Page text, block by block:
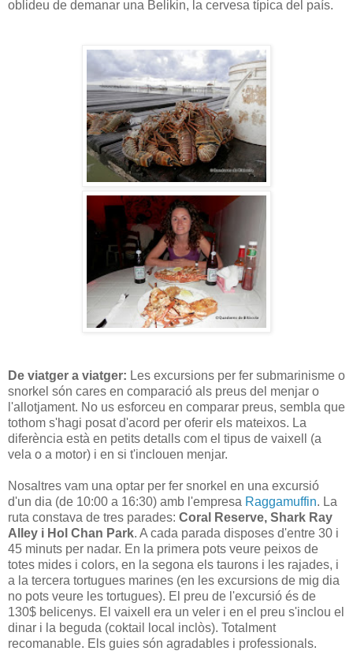
oblideu de demanar una Belikin, la cervesa típica del país.
De viatger a viatger: Les excursions per fer submarinisme o
snorkel són cares en comparació als preus del menjar o
l'allotjament. No us esforceu en comparar preus, sembla que
tothom s'hagi posat d'acord per oferir els mateixos. La
diferència està en petits detalls com el tipus de vaixell (a
vela o a motor) i en si t'inclouen menjar.
Nosaltres vam una optar per fer snorkel en una excursió
d'un dia (de 10:00 a 16:30) amb l'empresa Raggamuffin. La
ruta constava de tres parades: Coral Reserve, Shark Ray
Alley i Hol Chan Park. A cada parada disposes d'entre 30 i
45 minuts per nadar. En la primera pots veure peixos de
totes mides i colors, en la segona els taurons i les rajades, i
a la tercera tortugues marines (en les excursions de mig dia
no pots veure les tortugues). El preu de l'excursió és de
130$ belicenys. El vaixell era un veler i en el preu s'inclou el
dinar i la beguda (coktail local inclòs). Totalment
recomanable. Els guies són agradables i professionals.